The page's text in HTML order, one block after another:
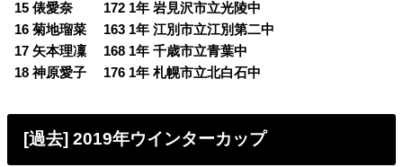
15 俵愛奈 172 1年 岩見沢市立光陵中
16 菊地瑠菜 163 1年 江別市立江別第二中
17 矢本理凜 168 1年 千歳市立青葉中
18 神原愛子 176 1年 札幌市立北白石中
[過去] 2019年ウインターカップ